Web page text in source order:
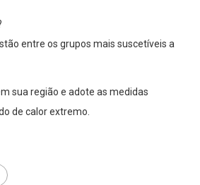
entre os grupos mais suscetíveis a
sua região e adote as medidas
de calor extremo.